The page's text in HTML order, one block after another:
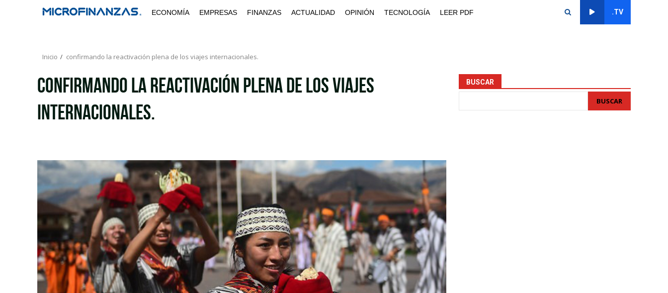
ECONOMÍA EMPRESAS FINANZAS ACTUALIDAD OPINIÓN TECNOLOGÍA LEER PDF .TV
Inicio confirmando la reactivación plena de los viajes internacionales.
confirmando la reactivación plena de los viajes
internacionales.
BUSCAR
BUSCAR